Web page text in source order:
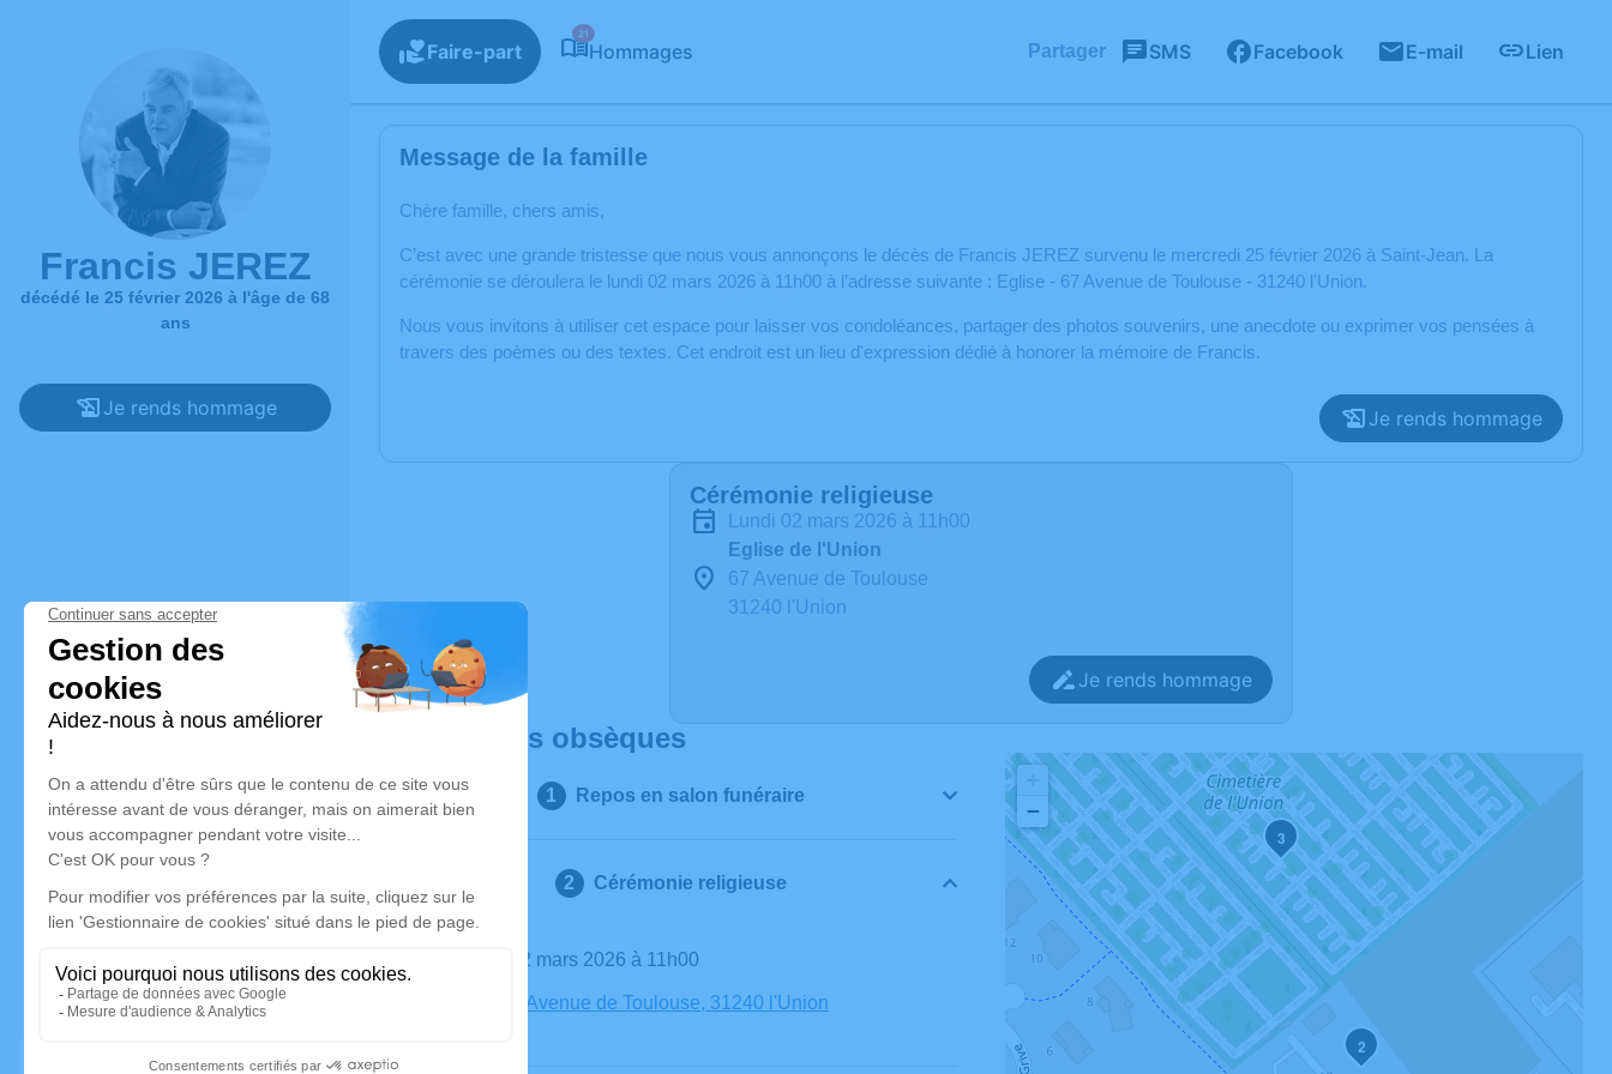
Francis JEREZ
décédé le 25 février 2026 à l'âge de 68
ans
Je rends hommage
Faire-part
21
Hommages Partager SMS Facebook E-mail Lien
Message de la famille
Chère famille, chers amis,
C’est avec une grande tristesse que nous vous annonçons le décès de Francis JEREZ survenu le mercredi 25 février 2026 à Saint-Jean. La
cérémonie se déroulera le lundi 02 mars 2026 à 11h00 à l’adresse suivante : Eglise - 67 Avenue de Toulouse - 31240 l'Union.
Nous vous invitons à utiliser cet espace pour laisser vos condoléances, partager des photos souvenirs, une anecdote ou exprimer vos pensées à
travers des poèmes ou des textes. Cet endroit est un lieu d'expression dédié à honorer la mémoire de Francis.
Je rends hommage
Cérémonie religieuse
lundi 02 mars 2026 à 11h00
Eglise de l'Union
67 Avenue de Toulouse
31240 l'Union
Je rends hommage
Déroulé des obsèques
Repos en salon funéraire
Cérémonie religieuse
Le lundi 02 mars 2026 à 11h00
Eglise, 67 Avenue de Toulouse, 31240 l'Union
2
3
−